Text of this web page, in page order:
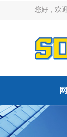
您好，欢